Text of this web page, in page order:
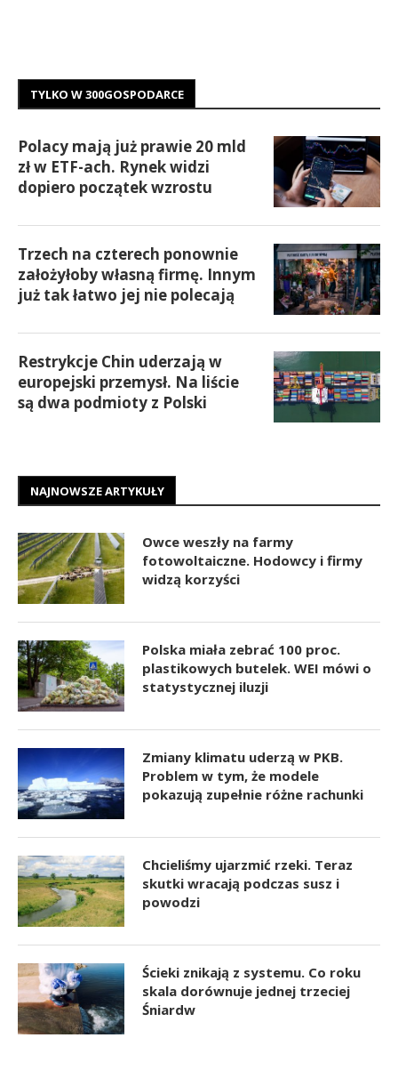
TYLKO W 300GOSPODARCE
Polacy mają już prawie 20 mld
zł w ETF-ach. Rynek widzi
dopiero początek wzrostu
Trzech na czterech ponownie
założyłoby własną firmę. Innym
już tak łatwo jej nie polecają
Restrykcje Chin uderzają w
europejski przemysł. Na liście
są dwa podmioty z Polski
NAJNOWSZE ARTYKUŁY
Owce weszły na farmy
fotowoltaiczne. Hodowcy i firmy
widzą korzyści
Polska miała zebrać 100 proc.
plastikowych butelek. WEI mówi o
statystycznej iluzji
Zmiany klimatu uderzą w PKB.
Problem w tym, że modele
pokazują zupełnie różne rachunki
Chcieliśmy ujarzmić rzeki. Teraz
skutki wracają podczas susz i
powodzi
Ścieki znikają z systemu. Co roku
skala dorównuje jednej trzeciej
Śniardw